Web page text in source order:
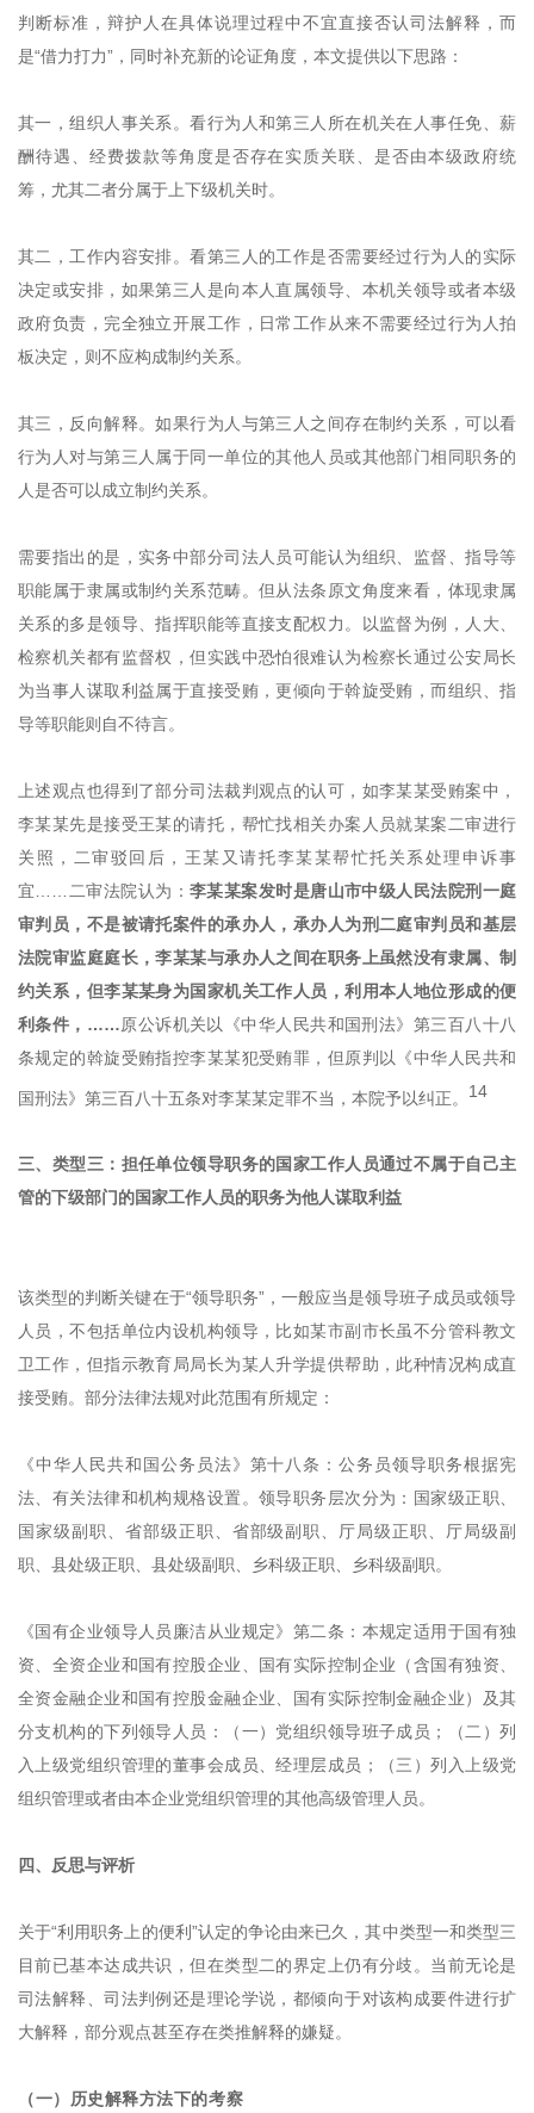
判断标准，辩护人在具体说理过程中不宜直接否认司法解释，而
是“借力打力”，同时补充新的论证角度，本文提供以下思路：
其一，组织人事关系。看行为人和第三人所在机关在人事任免、薪
酬待遇、经费拨款等角度是否存在实质关联、是否由本级政府统
筹，尤其二者分属于上下级机关时。
其二，工作内容安排。看第三人的工作是否需要经过行为人的实际
决定或安排，如果第三人是向本人直属领导、本机关领导或者本级
政府负责，完全独立开展工作，日常工作从来不需要经过行为人拍
板决定，则不应构成制约关系。
其三，反向解释。如果行为人与第三人之间存在制约关系，可以看
行为人对与第三人属于同一单位的其他人员或其他部门相同职务的
人是否可以成立制约关系。
需要指出的是，实务中部分司法人员可能认为组织、监督、指导等
职能属于隶属或制约关系范畴。但从法条原文角度来看，体现隶属
关系的多是领导、指挥职能等直接支配权力。以监督为例，人大、
检察机关都有监督权，但实践中恐怕很难认为检察长通过公安局长
为当事人谋取利益属于直接受贿，更倾向于斡旋受贿，而组织、指
导等职能则自不待言。
上述观点也得到了部分司法裁判观点的认可，如李某某受贿案中，
李某某先是接受王某的请托，帮忙找相关办案人员就某案二审进行
关照，二审驳回后，王某又请托李某某帮忙托关系处理申诉事
宜……二审法院认为： 李某某案发时是唐山市中级人民法院刑一庭
审判员，不是被请托案件的承办人，承办人为刑二庭审判员和基层
法院审监庭庭长，李某某与承办人之间在职务上虽然没有隶属、制
约关系，但李某某身为国家机关工作人员，利用本人地位形成的便
利条件，……原公诉机关以《中华人民共和国刑法》第三百八十八
条规定的斡旋受贿指控李某某犯受贿罪，但原判以《中华人民共和
国刑法》第三百八十五条对李某某定罪不当，本院予以纠正。 14
三、类型三：担任单位领导职务的国家工作人员通过不属于自己主
管的下级部门的国家工作人员的职务为他人谋取利益
该类型的判断关键在于“领导职务”，一般应当是领导班子成员或领导
人员，不包括单位内设机构领导，比如某市副市长虽不分管科教文
卫工作，但指示教育局局长为某人升学提供帮助，此种情况构成直
接受贿。部分法律法规对此范围有所规定：
《中华人民共和国公务员法》第十八条：公务员领导职务根据宪
法、有关法律和机构规格设置。领导职务层次分为：国家级正职、
国家级副职、省部级正职、省部级副职、厅局级正职、厅局级副
职、县处级正职、县处级副职、乡科级正职、乡科级副职。
《国有企业领导人员廉洁从业规定》第二条：本规定适用于国有独
资、全资企业和国有控股企业、国有实际控制企业（含国有独资、
全资金融企业和国有控股金融企业、国有实际控制金融企业）及其
分支机构的下列领导人员：（一）党组织领导班子成员；（二）列
入上级党组织管理的董事会成员、经理层成员；（三）列入上级党
组织管理或者由本企业党组织管理的其他高级管理人员。
四、反思与评析
关于“利用职务上的便利”认定的争论由来已久，其中类型一和类型三
目前已基本达成共识，但在类型二的界定上仍有分歧。当前无论是
司法解释、司法判例还是理论学说，都倾向于对该构成要件进行扩
大解释，部分观点甚至存在类推解释的嫌疑。
（一）历史解释方法下的考察